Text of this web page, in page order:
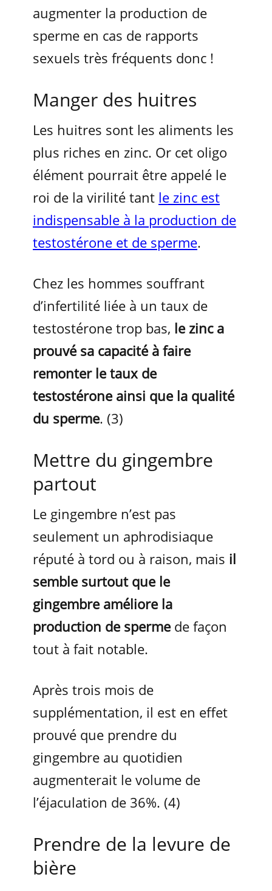
augmenter la production de
sperme en cas de rapports
sexuels très fréquents donc !
Manger des huitres
Les huitres sont les aliments les
plus riches en zinc. Or cet oligo
élément pourrait être appelé le
roi de la virilité tant le zinc est
indispensable à la production de
testostérone et de sperme.
Chez les hommes souffrant
d’infertilité liée à un taux de
testostérone trop bas, le zinc a
prouvé sa capacité à faire
remonter le taux de
testostérone ainsi que la qualité
du sperme. (3)
Mettre du gingembre
partout
Le gingembre n’est pas
seulement un aphrodisiaque
réputé à tord ou à raison, mais il
semble surtout que le
gingembre améliore la
production de sperme de façon
tout à fait notable.
Après trois mois de
supplémentation, il est en effet
prouvé que prendre du
gingembre au quotidien
augmenterait le volume de
l’éjaculation de 36%. (4)
Prendre de la levure de
bière